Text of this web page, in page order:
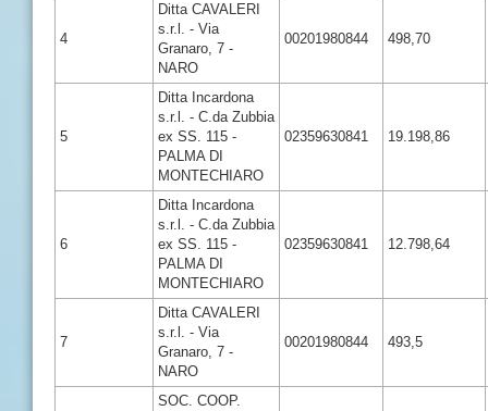
4
Ditta CAVALERI
s.r.l. - Via
Granaro, 7 -
NARO
00201980844 498,70
5
Ditta Incardona
s.r.l. - C.da Zubbia
ex SS. 115 -
PALMA DI
MONTECHIARO
02359630841 19.198,86
6
Ditta Incardona
s.r.l. - C.da Zubbia
ex SS. 115 -
PALMA DI
MONTECHIARO
02359630841 12.798,64
7
Ditta CAVALERI
s.r.l. - Via
Granaro, 7 -
NARO
00201980844 493,5
SOC. COOP.